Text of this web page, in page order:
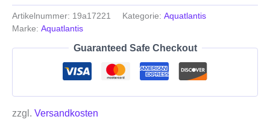
Artikelnummer: 19a17221 Kategorie: Aquatlantis
Marke: Aquatlantis
Guaranteed Safe Checkout
zzgl. Versandkosten